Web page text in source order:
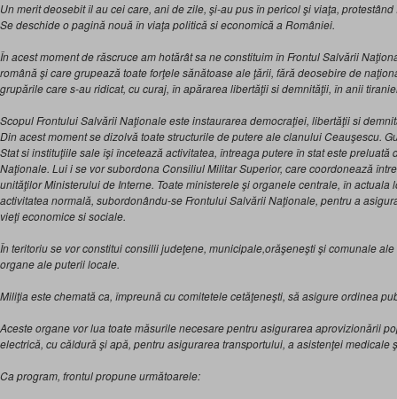
Un merit deosebit îl au cei care, ani de zile, şi-au pus în pericol şi viaţa,
Se deschide o pagină nouă în viaţa politică si economică a României.
În acest moment de răscruce am hotărât sa ne constituim în Frontul Salvării
română şi care grupează toate forţele sănătoase ale ţării, fără deosebire de
grupările care s-au ridicat, cu curaj, în apărarea libertăţii si demnităţii, în anii
Scopul Frontului Salvării Naţionale este instaurarea democraţiei, libertăţii si
Din acest moment se dizolvă toate structurile de putere ale clanului Ceauşescu.
Stat si instituţiile sale îşi încetează activitatea, întreaga putere în stat este preluată
Naţionale. Lui i se vor subordona Consiliul Militar Superior, care coordonează
unităţilor Ministerului de Interne. Toate ministerele şi organele centrale, în actuala
activitatea normală, subordonându-se Frontului Salvării Naţionale, pentru a
vieţi economice si sociale.
În teritoriu se vor constitui consilii judeţene, municipale,orăşeneşti şi comunale
organe ale puterii locale.
Miliţia este chemată ca, împreună cu comitetele cetăţeneşti, să asigure ordinea
Aceste organe vor lua toate măsurile necesare pentru asigurarea aprovizionării
electrică, cu căldură şi apă, pentru asigurarea transportului, a asistenţei medicale
Ca program, frontul propune următoarele: